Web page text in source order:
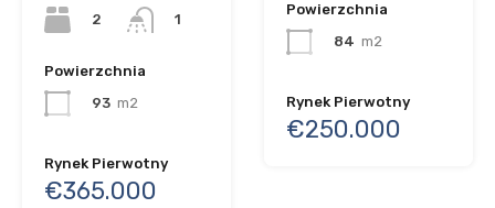
2
1
Powierzchnia
93 m2
Rynek Pierwotny
€365.000
Powierzchnia
84 m2
Rynek Pierwotny
€250.000